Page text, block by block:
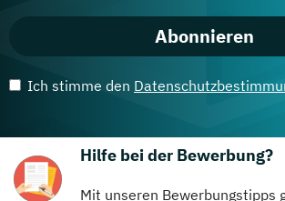
Abonnieren
Ich stimme den
Hilfe bei der Bewerbung?
Mit unseren Bewerbungstipps